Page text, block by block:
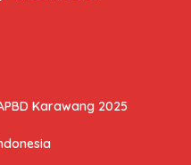
Karawang 2025